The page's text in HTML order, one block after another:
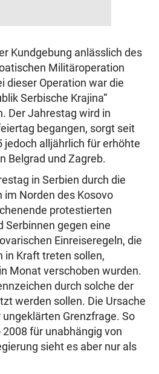
Kundgebung anlässlich des
Militäroperation
dieser Operation war die
Serbische Krajina“
Der Jahrestag wird in
begangen, sorgt seit
jedoch alljährlich für erhöhte
Belgrad und Zagreb.
in Serbien durch die
im Norden des Kosovo
protestierten
Serbinnen gegen eine
Einreiseregeln, die
in Kraft treten sollen,
Monat verschoben wurden.
durch solche der
werden sollen. Die Ursache
Grenzfrage. So
für unabhängig von
sieht es aber nur als